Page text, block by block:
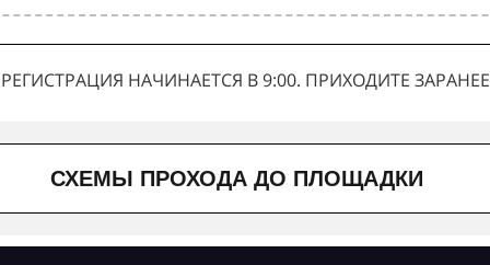
РЕГИСТРАЦИЯ НАЧИНАЕТСЯ В 9:00. ПРИХОДИТЕ ЗАРАНЕЕ
СХЕМЫ ПРОХОДА ДО ПЛОЩАДКИ